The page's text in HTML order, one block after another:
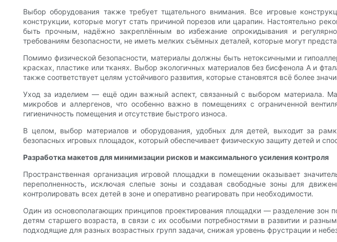
Выбор оборудования также требует тщательного внимания. Все игровые
конструкции, которые могут стать причиной порезов или царапин. Настоятельно
быть прочным, надёжно закреплённым во избежание опрокидывания и
требованиям безопасности, не иметь мелких съёмных деталей, которые могут
Помимо физической безопасности, материалы должны быть нетоксичными и
красках, пластике или тканях. Выбор экологичных материалов без бисфенола А и
также соответствует целям устойчивого развития, которые становятся всё более
Уход за изделием — ещё один важный аспект, связанный с выбором материала.
микробов и аллергенов, что особенно важно в помещениях с ограниченной
гигиеничность помещения и отсутствие быстрого износа.
В целом, выбор материалов и оборудования, удобных для детей, выходит за
безопасных игровых площадок, который обеспечивает физическую защиту детей и
Разработка макетов для минимизации рисков и максимального усиления контроля
Пространственная организация игровой площадки в помещении оказывает
переполненность, исключая слепые зоны и создавая свободные зоны для
контролировать всех детей в зоне и оперативно реагировать при необходимости.
Один из основополагающих принципов проектирования площадки — разделение зон
детям старшего возраста, в связи с их особыми потребностями в развитии и
подходящие для разных возрастных групп задачи, снижая уровень фрустрации и